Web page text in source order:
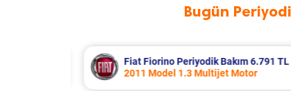
Bugün
Skoda Kamiq Periyodik Bakım
2024 Model 1.0 Tsi Motor